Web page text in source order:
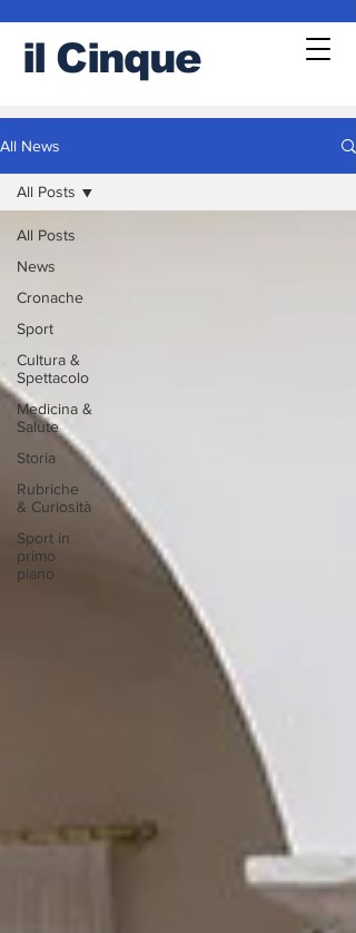
il Cinque
All News
All Posts
News
Cronache
Sport
Cultura &
Spettacolo
Medicina &
Salute
Storia
Rubriche
& Curiosità
Sport in
primo
piano
All Posts